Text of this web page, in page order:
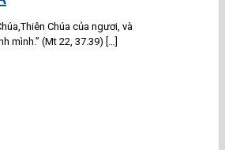
Chúa của ngươi, và
mình.” (Mt 22, 37.39) […]